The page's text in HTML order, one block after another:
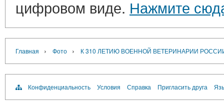
цифровом виде. Нажмите
Главная › Фото › К 310 ЛЕТИЮ ВОЕННОЙ ВЕТЕРИНАРИИ
Конфиденциальность Условия Справка Пригласить друга